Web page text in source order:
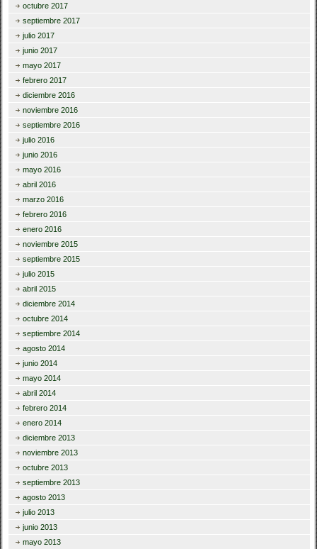
octubre 2017
septiembre 2017
julio 2017
junio 2017
mayo 2017
febrero 2017
diciembre 2016
noviembre 2016
septiembre 2016
julio 2016
junio 2016
mayo 2016
abril 2016
marzo 2016
febrero 2016
enero 2016
noviembre 2015
septiembre 2015
julio 2015
abril 2015
diciembre 2014
octubre 2014
septiembre 2014
agosto 2014
junio 2014
mayo 2014
abril 2014
febrero 2014
enero 2014
diciembre 2013
noviembre 2013
octubre 2013
septiembre 2013
agosto 2013
julio 2013
junio 2013
mayo 2013